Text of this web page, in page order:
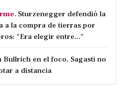
Sturzenegger defendió la
a la compra de tierras por
"Era elegir entre..."
Bullrich en el foco, Sagasti no
a distancia